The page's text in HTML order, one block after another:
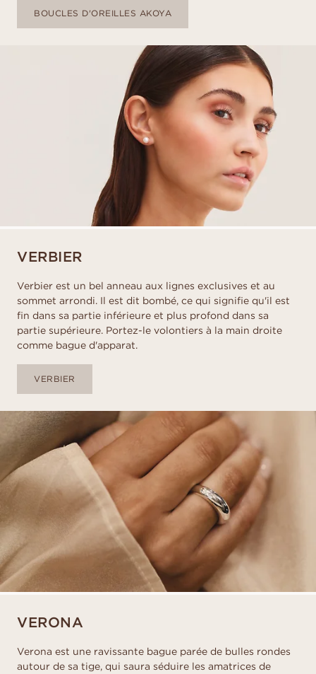
BOUCLES D'OREILLES AKOYA
VERBIER
Verbier est un bel anneau aux lignes exclusives et au
sommet arrondi. Il est dit bombé, ce qui signifie qu'il est
fin dans sa partie inférieure et plus profond dans sa
partie supérieure. Portez-le volontiers à la main droite
comme bague d'apparat.
VERBIER
VERONA
Verona est une ravissante bague parée de bulles rondes
autour de sa tige, qui saura séduire les amatrices de